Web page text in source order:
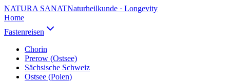
NATURA SANATNaturheilkunde · Longevity
Home
Fastenreisen
Chorin
Prerow (Ostsee)
Sächsische Schweiz
Ostsee (Polen)